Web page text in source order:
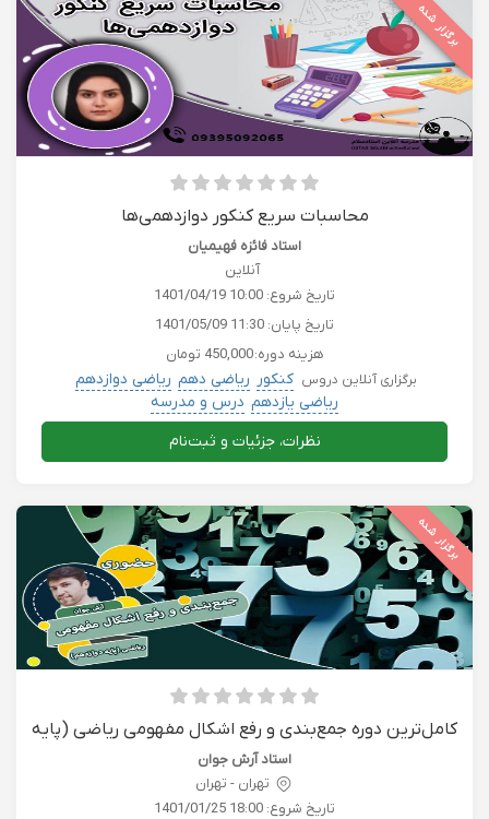
برگزار شده
محاسبات سریع کنکور دوازدهمی‌ها
استاد فائزه فهیمیان
آنلاین
تاریخ شروع: 1401/04/19 10:00
تاریخ پایان: 1401/05/09 11:30
هزینه دوره:450,000 تومان
برگزاری آنلاین دروس کنکور ریاضی دهم ریاضی دوازدهم
ریاضی یازدهم درس و مدرسه
نظرات، جزئیات و ثبت‌نام
برگزار شده
کامل‌ترین دوره جمع‌بندی و رفع اشکال مفهومی ریاضی (پایه
دوازدهم)
استاد آرش جوان
تهران - تهران
تاریخ شروع: 1401/01/25 18:00